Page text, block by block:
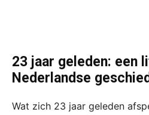
23 jaar geleden: een
Nederlandse
Wat zich 23 jaar geleden